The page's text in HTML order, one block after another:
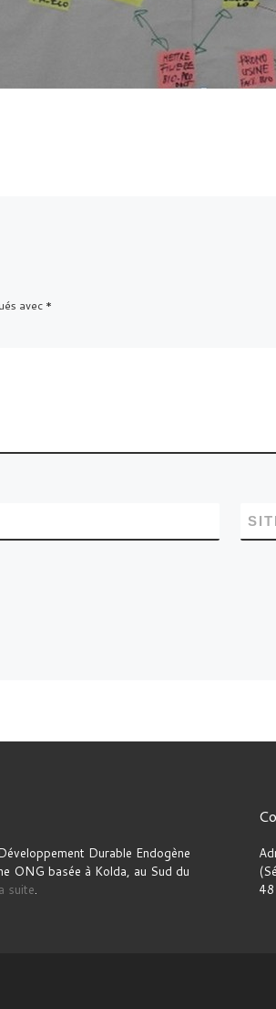
avec *
Durable Endogène
ONG basée à Kolda, au Sud du
suite.